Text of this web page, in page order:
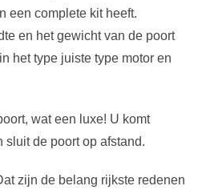
een complete kit heeft.
en het gewicht van de poort
het type juiste type motor en
wat een luxe! U komt
sluit de poort op afstand.
zijn de belang rijkste redenen